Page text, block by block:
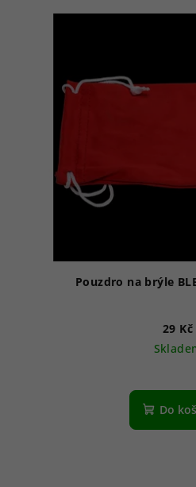
Pouzdro na brýle
29 Kč
Do